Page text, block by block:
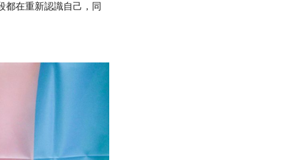
都在重新認識自己，同